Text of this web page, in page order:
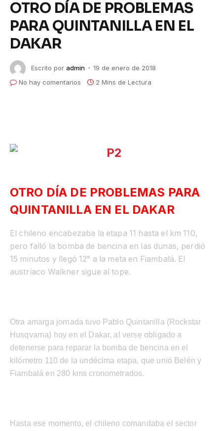
OTRO DÍA DE PROBLEMAS
PARA QUINTANILLA EN EL
DAKAR
Escrito por admin
19 de enero de 2018
No hay comentarios
2 Mins de Lectura
OTRO DÍA DE PROBLEMAS PARA
QUINTANILLA EN EL DAKAR
El chileno encabezaba la etapa 11 hasta el km 110,
pero falló la bomba de bencina en las dunas, perdió
15 minutos y llegó 12° a la meta en Fiambalá. El
austríaco Walkner sigue al tope.
Otra amarga jornada tuvo Pablo Quintanilla (Rockstar
Husqvarna) hoy en el Dakar, al verse obligado a
detenerse para reparar la bomba de bencina en el
kilómetro 110 de la undécima etapa, que unió Belén y
Fiambalá en 280 kms cronometrados.
Hasta ese momento, el chileno comandaba el sector